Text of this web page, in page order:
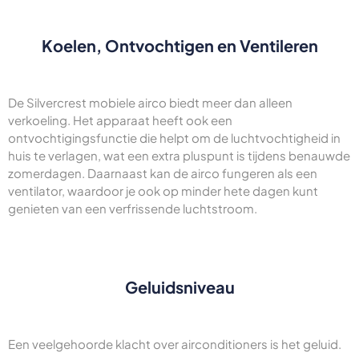
Koelen, Ontvochtigen en Ventileren
De Silvercrest mobiele airco biedt meer dan alleen
verkoeling. Het apparaat heeft ook een
ontvochtigingsfunctie die helpt om de luchtvochtigheid in
huis te verlagen, wat een extra pluspunt is tijdens benauwde
zomerdagen. Daarnaast kan de airco fungeren als een
ventilator, waardoor je ook op minder hete dagen kunt
genieten van een verfrissende luchtstroom.
Geluidsniveau
Een veelgehoorde klacht over airconditioners is het geluid.